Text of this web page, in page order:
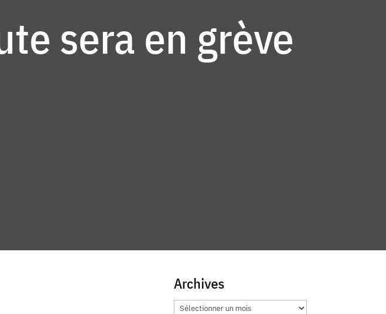
sera en grève
Archives
Archives